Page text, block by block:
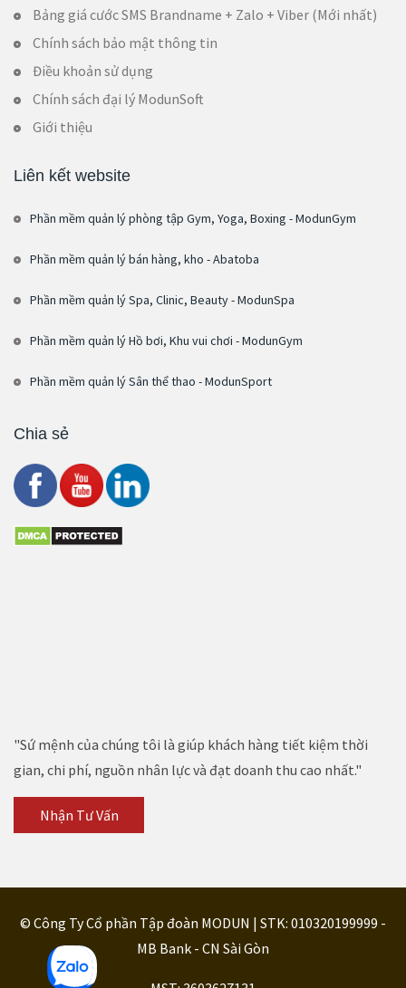
Bảng giá cước SMS Brandname + Zalo + Viber (Mới nhất)
Chính sách bảo mật thông tin
Điều khoản sử dụng
Chính sách đại lý ModunSoft
Giới thiệu
Liên kết website
Phần mềm quản lý phòng tập Gym, Yoga, Boxing - ModunGym
Phần mềm quản lý bán hàng, kho - Abatoba
Phần mềm quản lý Spa, Clinic, Beauty - ModunSpa
Phần mềm quản lý Hồ bơi, Khu vui chơi - ModunGym
Phần mềm quản lý Sân thể thao - ModunSport
Chia sẻ
"Sứ mệnh của chúng tôi là giúp khách hàng tiết kiệm thời
gian, chi phí, nguồn nhân lực và đạt doanh thu cao nhất."
Nhận Tư Vấn
© Công Ty Cổ phần Tập đoàn MODUN | STK: 010320199999 -
MB Bank - CN Sài Gòn